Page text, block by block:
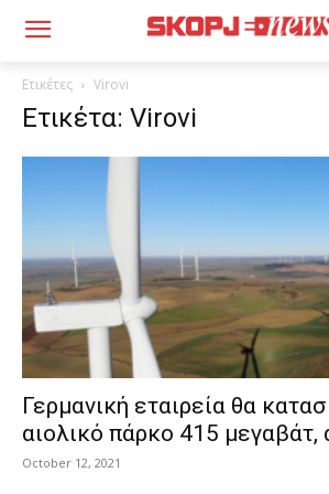
Ετικέτες Virovi
Ετικέτα: Virovi
Γερμανική εταιρεία θα
αιολικό πάρκο 415 μεγαβάτ,
October 12, 2021